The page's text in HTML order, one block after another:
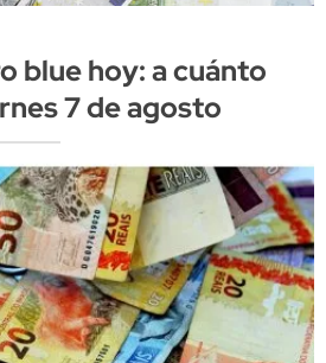
blue hoy: a cuánto
7 de agosto